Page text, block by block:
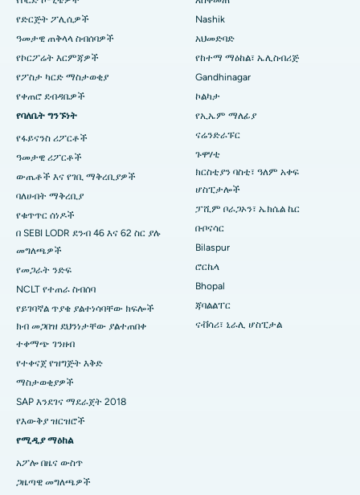
በአሬራ ኮሎኒ፣ ቦፓል ውስጥ ምርጥ ሆስፒታል
በጃያናጋር፣ ባንጋሎር ውስጥ የሚገኝ ምርጥ ሆስፒታል
ምርጥ ሆስፒታል በራምጂ ናጋር፣ ኔሎር
በሴክተር-19 ፣ ሩርኬላ ውስጥ ያለው ምርጥ ሆስፒታል
በስዋርጌት፣ ፑን ውስጥ ምርጥ ሆስፒታል
በደቡብ ዴልሂ ውስጥ ምርጥ የሴቶች የካንሰር ሆስፒታል
የድርጅት ፖሊሲዎች
ዓመታዊ ጠቅላላ ስብሰባዎች
የኮርፖሬት እርምጃዎች
የፖስታ ካርድ ማስታወቂያ
የቀጠሮ ደብዳቤዎች
የባለቤት ግንኙነት
የፋይናንስ ሪፖርቶች
ዓመታዊ ሪፖርቶች
ውጤቶች እና የገቢ ማቅረቢያዎች
ባለሀብት ማቅረቢያ
የቁጥጥር ሰነዶች
በ SEBI LODR ደንብ 46 እና 62 ስር ያሉ
መግለጫዎች
የመጋራት ንድፍ
NCLT የተጠራ ስብሰባ
የይገባኛል ጥያቄ ያልተነሳባቸው ክፍሎች
ክብ መጋበዝ ደህንነታቸው ያልተጠበቀ
ተቀማጭ ገንዘብ
የተቀናጀ የዝግጅት እቅድ
ማስታወቂያዎች
SAP እንደገና ማደራጀት 2018
የእውቅያ ዝርዝሮች
የሚዲያ ማዕከል
አፖሎ በዜና ውስጥ
ጋዜጣዊ መግለጫዎች
Nashik
አህመድባድ
የከተማ ማዕከል፣ ኤሊስብሪጅ
Gandhinagar
ኮልካታ
የኢኤም ማለፊያ
ናሬንድራፑር
ጉዋሃቲ
ክርስቲያን ባስቲ፣ ዓለም አቀፍ
ሆስፒታሎች
ፓሺም ቦራጋኦን፣ ኤክሴል ኬር
ቡቦናሳር
Bilaspur
ሮርኬላ
Bhopal
ጃባልልፐር
ናቭሳሪ፣ ኒራሊ ሆስፒታል